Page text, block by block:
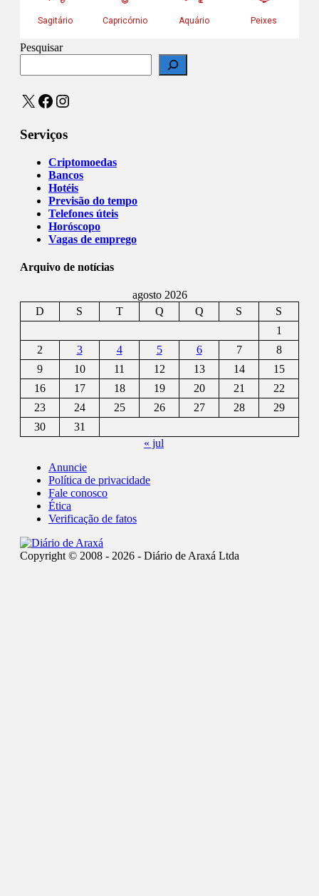
Pesquisar
X Facebook
Instagram
Serviços
Criptomoedas
Bancos
Hotéis
Previsão do tempo
Telefones úteis
Horóscopo
Vagas de emprego
Arquivo de notícias
agosto 2026
D
S T Q Q S
S
1
2
3 4 5 6 7
8
9
10 11 12 13 14
15
16
17 18 19 20 21
22
23
24 25 26 27 28
29
30
31
« jul
Anuncie
Política de privacidade
Fale conosco
Ética
Verificação de fatos
Copyright © 2008 - 2026 - Diário de Araxá Ltda